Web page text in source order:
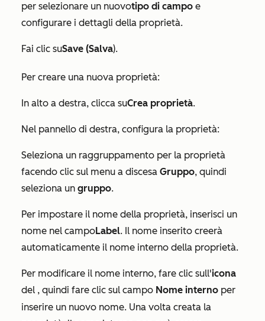
per selezionare un nuovotipo di campo e
configurare i dettagli della proprietà.
Fai clic suSave (Salva).
Per creare una nuova proprietà:
In alto a destra, clicca suCrea proprietà.
Nel pannello di destra, configura la proprietà:
Seleziona un raggruppamento per la proprietà
facendo clic sul menu a discesa Gruppo, quindi
seleziona un gruppo.
Per impostare il nome della proprietà, inserisci un
nome nel campoLabel. Il nome inserito creerà
automaticamente il nome interno della proprietà.
Per modificare il nome interno, fare clic sull'icona
del , quindi fare clic sul campo Nome interno per
inserire un nuovo nome. Una volta creata la